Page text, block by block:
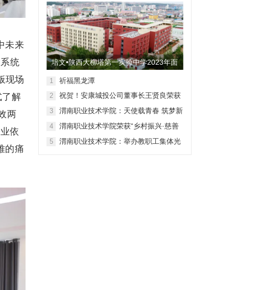
未来
统
现场
了解
两
依
的痛
培文•陕西大柳塔第一实验中学2023年面
向全国招聘教师启事
1 祈福黑龙潭
2
祝贺！安康城投公司董事长王贤良荣获
3
渭南职业技术学院：天使载青春 筑梦新
4
渭南职业技术学院荣获“乡村振兴·慈善
5
渭南职业技术学院：举办教职工集体光